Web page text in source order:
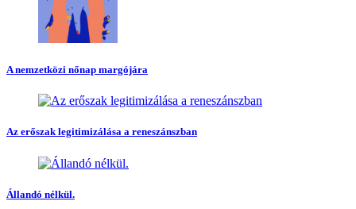
A nemzetközi nőnap margójára
Az erőszak legitimizálása a reneszánszban
Állandó nélkül.